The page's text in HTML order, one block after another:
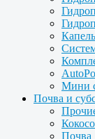
Мини
Почва и
Почва